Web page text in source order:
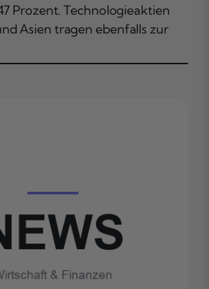
Prozent. Technologieaktien
Asien tragen ebenfalls zur